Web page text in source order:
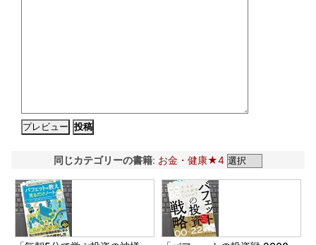
同じカテゴリーの書籍: お金・健康★4